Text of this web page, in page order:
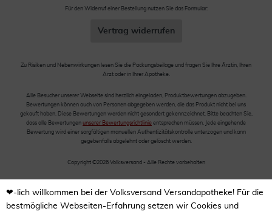
Für den Widerruf einer Bestellung nutzen Sie das Formular:
Vertrag widerrufen
Zu Risiken und Nebenwirkungen lesen Sie die Packungsbeilage und fragen Sie Ihre Ärztin, Ihren
Arzt oder in Ihrer Apotheke.
Alle Besucher unserer Webseite sind herzlich eingeladen, Produktbewertungen abzugeben.
Bewertungen können auch von Personen abgegeben werden, die das Produkt nicht bei uns
gekauft haben. Diese Bewertungen werden nicht gesondert gekennzeichnet. Bitte beachten Sie,
dass alle Bewertungen unserer Bewertungsrichtlinie entsprechen müssen. Jede eingehende
Bewertung wird einer sorgfältigen manuellen Authentizitätskontrolle unterzogen und kann
gegebenfalls abgelehnt oder gelöscht werden.
Copyright ©2026 Volksversand - Alle Rechte vorbehalten
❤-lich willkommen bei der Volksversand Versandapotheke! Für die
bestmögliche Webseiten-Erfahrung setzen wir Cookies und